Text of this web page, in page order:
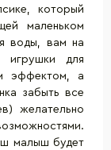
который
маленьком
воды, вам на
игрушки для
эффектом, а
забыть все
желательно
малыш будет